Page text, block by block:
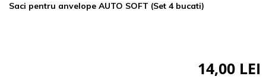
Saci pentru anvelope AUTO SOFT (Set 4 bucati)
14,00 LEI